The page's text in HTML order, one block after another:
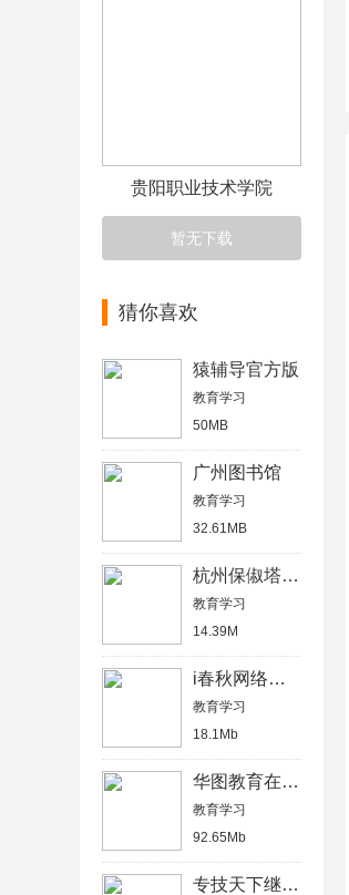
贵阳职业技术学院
暂无下载
猜你喜欢
猿辅导官方版
教育学习
50MB
广州图书馆
教育学习
32.61MB
杭州保俶塔实验学校
教育学习
14.39M
i春秋网络安全
教育学习
18.1Mb
华图教育在线估分
教育学习
92.65Mb
专技天下继续教育网